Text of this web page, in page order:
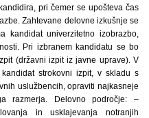
pri čemer se upošteva čas
Zahtevane delovne izkušnje se
kandidat univerzitetno izobrazbo,
Pri izbranem kandidatu se bo
(državni izpit iz javne uprave). V
strokovni izpit, v skladu s
uslužbencih, opraviti najkasneje
razmerja. Delovno področje: –
in usklajevanja notranjih